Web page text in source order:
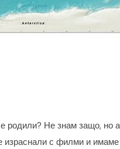
родили? Не знам защо, но
с филми и имаме